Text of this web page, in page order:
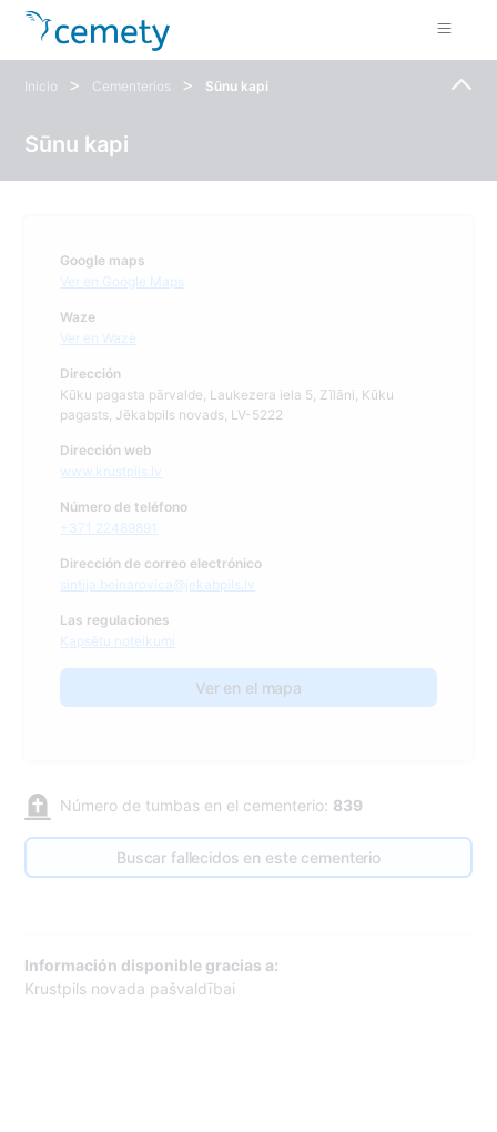
Inicio > Cementerios > Sūnu kapi
Sūnu kapi
Google maps
Ver en Google Maps
Waze
Ver en Waze
Dirección
Kūku pagasta pārvalde, Laukezera iela 5, Zīlāni, Kūku
pagasts, Jēkabpils novads, LV-5222
Dirección web
www.krustpils.lv
Número de teléfono
+371 22489891
Dirección de correo electrónico
sintija.beinarovica@jekabpils.lv
Las regulaciones
Kapsētu noteikumi
Ver en el mapa
Número de tumbas en el cementerio: 839
Buscar fallecidos en este cementerio
Información disponible gracias a:
Krustpils novada pašvaldībai